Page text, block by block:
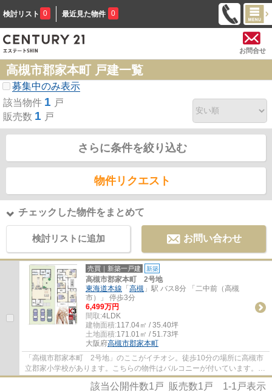
検討リスト 0 最近見た物件 0
お問合せ
高槻市郡家本町 戸建一覧
募集中のみ表示
該当物件 1 戸
販売数 1 戸
さらに条件を絞り込む
物件リクエスト
チェックした物件をまとめて
検討リストに追加 お問い合わせ
売買｜新築一戸建 新築
高槻市郡家本町 2号地
東海道本線 「 高槻 」駅 バス8分 「二中前（高槻
市）」 停歩3分
6,499万円
間取:4LDK
建物面積:117.04㎡ / 35.40坪
土地面積:171.01㎡ / 51.73坪
大阪府高槻市郡家本町
「高槻市郡家本町 2号地」のここがイチオシ。徒歩10分の場所に高槻市
立郡家小学校があります。こちらの物件はバルコニーが付いています。省
エネルギー対策により断熱性も高く、空調設...
該当公開件数1 戸 販売数1 戸 1-1 戸表示